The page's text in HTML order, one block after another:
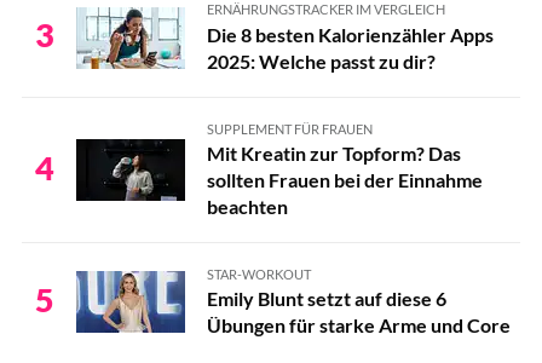
3
ERNÄHRUNGSTRACKER IM VERGLEICH
Die 8 besten Kalorienzähler Apps
2025: Welche passt zu dir?
4
SUPPLEMENT FÜR FRAUEN
Mit Kreatin zur Topform? Das
sollten Frauen bei der Einnahme
beachten
5
STAR-WORKOUT
Emily Blunt setzt auf diese 6
Übungen für starke Arme und Core